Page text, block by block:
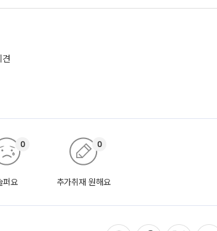
퍼요
0
추가취재 원해요
0